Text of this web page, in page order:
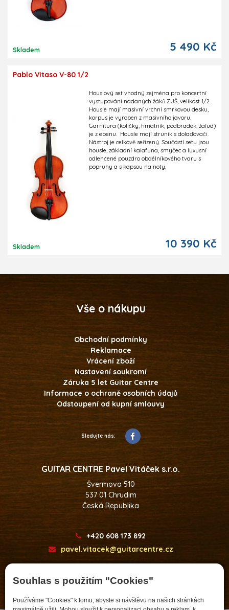
Souhlas s použitím "Cookies"
Používáme "Cookies" k tomu, abyste si návštěvu na našich stránkách
Skladem 5 490 Kč
Pablo Vitaso V-80 1/2
Skladem
Houslový set vhodný zejména pro koncertní
vystupování nadaných žáků ZUŠ, velikost 1/2.
Housle mají masivní vrchní smrkovou desku,
korpus je vyroben z masivního javoru.
Garnitura (kolíčky, hmatník, podbradek, žalud)
je z ebenu. Housle mají struník s dolaďovači.
Nástroj je celkově seřízený. Součástí setu jsou
housle, základní kalafuna, smyčec a luxusní
odlehčené pouzdro obdélníkového tvaru s
popruhy a s kapsou na noty.
10 390 Kč
Vše o nákupu
Obchodní podmínky
Reklamace
Vrácení zboží
Nastavení soukromí
Záruka 5 let Guitar Centre
Informace o ochraně osobních údajů
Odstoupení od kupní smlouvy
Sledujte nás:
GUITAR CENTRE Pavel Vitáček s.r.o.
Švermova 510
537 01 Chrudim
Česká Republika
+420 608 173 892
pavel.vitacek@guitarcentre.cz
Developed by